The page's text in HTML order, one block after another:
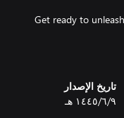
Get ready to
unforgettable
تاريخ الإصدار
٩‏/٦‏/١٤٤٥ هـ